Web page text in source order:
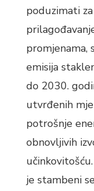
poduzimati
promjenama,
emisija
do 2030.
utvrđenih
potrošnje
obnovljivih
je stambeni